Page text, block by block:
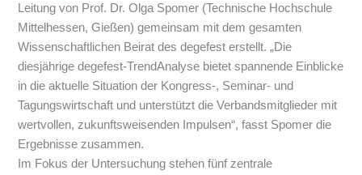
Leitung von Prof. Dr. Olga Spomer (Technische Hochschule
Mittelhessen, Gießen) gemeinsam mit dem gesamten
Wissenschaftlichen Beirat des degefest erstellt. „Die
diesjährige degefest-TrendAnalyse bietet spannende Einblicke
in die aktuelle Situation der Kongress-, Seminar- und
Tagungswirtschaft und unterstützt die Verbandsmitglieder mit
wertvollen, zukunftsweisenden Impulsen“, fasst Spomer die
Ergebnisse zusammen.
Im Fokus der Untersuchung stehen fünf zentrale